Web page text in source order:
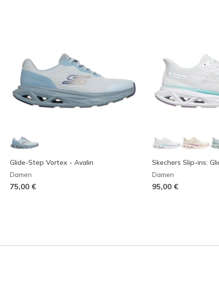
Glide-Step Vortex - Avalin
Damen
75,00 €
Skechers Slip-ins:
Damen
95,00 €